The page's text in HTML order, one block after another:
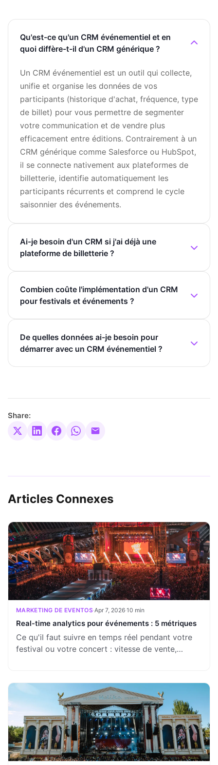
Qu'est-ce qu'un CRM événementiel et en
quoi diffère-t-il d'un CRM générique ?
Un CRM événementiel est un outil qui collecte,
unifie et organise les données de vos
participants (historique d'achat, fréquence, type
de billet) pour vous permettre de segmenter
votre communication et de vendre plus
efficacement entre éditions. Contrairement à un
CRM générique comme Salesforce ou HubSpot,
il se connecte nativement aux plateformes de
billetterie, identifie automatiquement les
participants récurrents et comprend le cycle
saisonnier des événements.
Ai-je besoin d'un CRM si j'ai déjà une
plateforme de billetterie ?
Combien coûte l'implémentation d'un CRM
pour festivals et événements ?
De quelles données ai-je besoin pour
démarrer avec un CRM événementiel ?
Share:
Articles Connexes
MARKETING DE EVENTOS·Apr 7, 2026·10 min
Real-time analytics pour événements : 5 métriques
Ce qu'il faut suivre en temps réel pendant votre
festival ou votre concert : vitesse de vente,